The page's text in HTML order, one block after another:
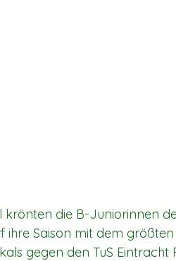
die B-Juniorinnen
Saison mit dem
gegen den TuS Eintracht